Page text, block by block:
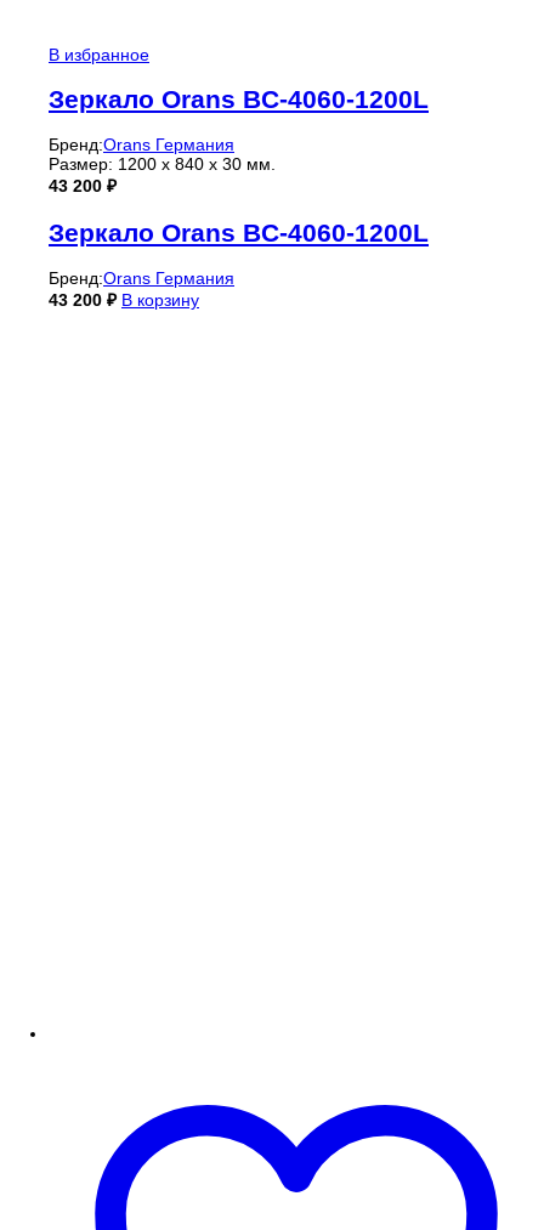
В избранное
Зеркало Orans BC-4060-1200L
Бренд:Orans Германия
Размер: 1200 x 840 x 30 мм.
43 200 ₽
Зеркало Orans BC-4060-1200L
Бренд:Orans Германия
43 200 ₽ В корзину